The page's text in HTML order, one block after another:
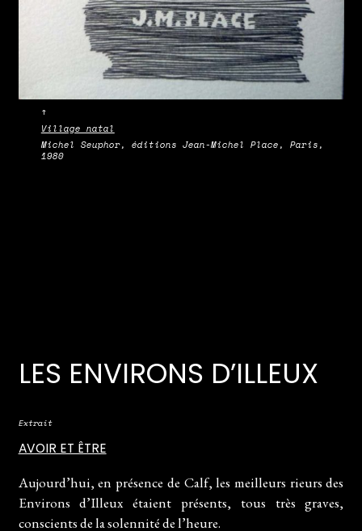
↑
Village natal
Michel Seuphor, éditions Jean-Michel Place, Paris,
1980
LES ENVIRONS D’ILLEUX
Extrait
AVOIR ET ÊTRE
Aujourd’hui, en présence de Calf, les meilleurs rieurs des
Environs d’Illeux étaient présents, tous très graves,
conscients de la solennité de l’heure.